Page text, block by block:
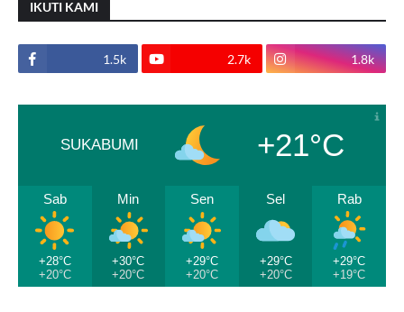
IKUTI KAMI
1.5k 2.7k 1.8k
SUKABUMI +21°C
Sab
+28°C
+20°C
Min
+30°C
+20°C
Sen
+29°C
+20°C
Sel
+29°C
+20°C
Rab
+29°C
+19°C